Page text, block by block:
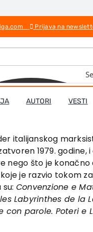
Prijava na
AUTORI VESTI
italijanskog
1979.
nego što je
je razvio tokom
Convenzione e
Labyrinthes de la
con parole. Poteri e